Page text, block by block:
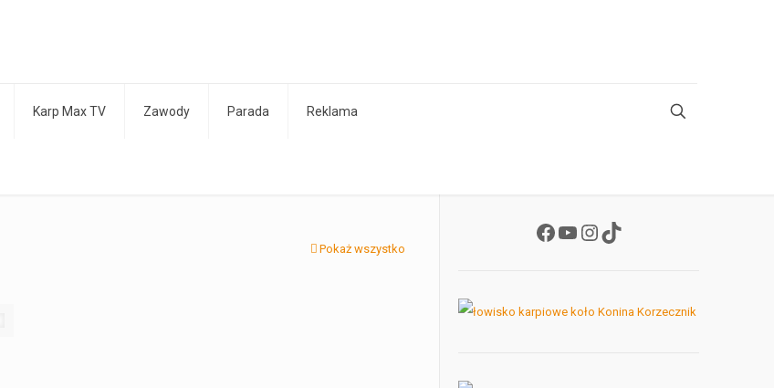
Karp Max TV Zawody Parada Reklama
Pokaż wszystko
Facebook
YouTube
Instagram
TikTok